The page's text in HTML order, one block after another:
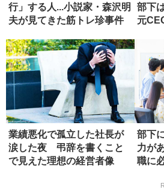
行」する人...小説家・森沢明
夫が見てきた筋トレ珍事件
部下
元
業績悪化で孤立した社長が
涙した夜 弔辞を書くこと
で見えた理想の経営者像
部下
力が
職に